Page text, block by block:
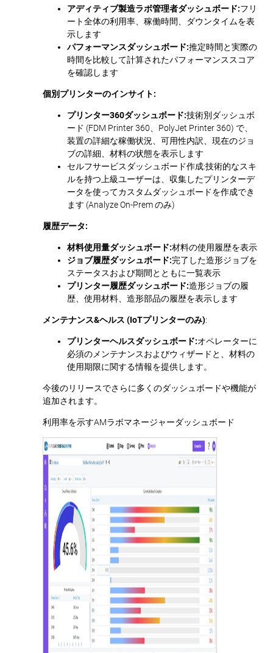
アディティブ製造ラボ管理者ダッシュボード:フリ
ート全体の利用率、稼働時間、ダウンタイムを表
示します
パフォーマンスダッシュボード:推定時間と実際の
時間を比較して計算されたパフォーマンススコア
を確認します
個別プリンターのインサイト:
プリンター360ダッシュボード:技術別ダッシュボ
ード (FDM Printer 360、PolyJet Printer 360) で、
装置の詳細な稼働状況、可用性内訳、現在のジョ
ブの詳細、材料の状態を表示します
セルフサービスダッシュボード作成:技術的なスキ
ルを持つ上級ユーザーは、収集したプリンターデ
ータを使ってカスタムダッシュボードを作成でき
ます (Analyze On-Prem のみ)
履歴データ:
材料使用量ダッシュボード:材料の使用履歴を表示
ジョブ履歴ダッシュボード:完了した造形ジョブを
ステータスおよび期間とともに一覧表示
プリンター履歴ダッシュボード:造形ジョブの履
歴、使用材料、造形部品の履歴を表示します
メンテナンス&ヘルス (IoTプリンターのみ):
プリンターヘルスダッシュボード:オペレーターに
必須のメンテナンスおよびウィザードと、材料の
使用期限に関する情報を提供します。
今後のリリースでさらに多くのダッシュボードや機能が
追加されます。
利用率を示すAMラボマネージャーダッシュボード